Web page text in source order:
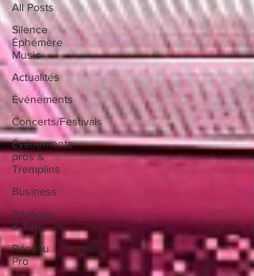
All Posts
Silence
Éphémère
Music
Actualités
Événements
Concerts/Festivals
Événements
pros &
Tremplins
Business
Analyses
& Tips
Réseau
Pro